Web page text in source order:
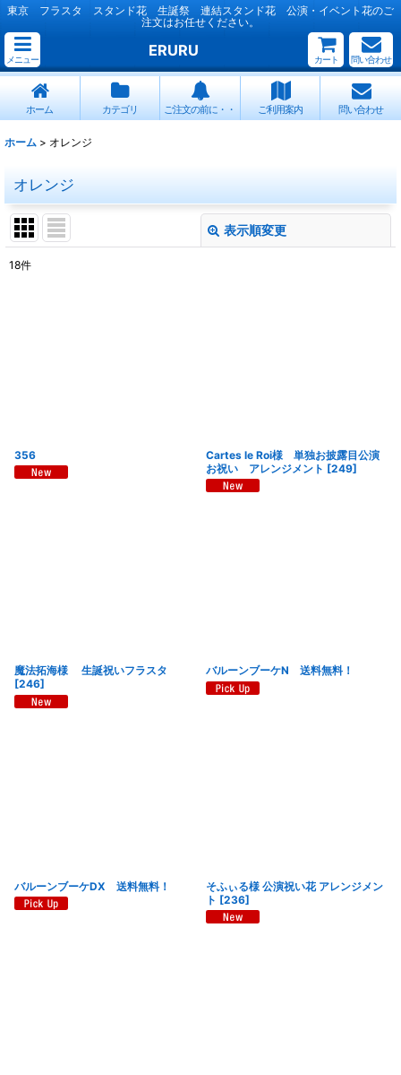
東京 フラスタ スタンド花 生誕祭 連結スタンド花 公演・イベント花のご
注文はお任せください。
メニュー
ERURU
カート 問い合わせ
ホーム カテゴリ ご注文の前に・・ ご利用案内 問い合わせ
ホーム > オレンジ
オレンジ
表示順変更
18件
356
Cartes le Roi様 単独お披露目公演
お祝い アレンジメント [249]
魔法拓海様 生誕祝いフラスタ
[246]
バルーンブーケN 送料無料！
バルーンブーケDX 送料無料！
そふぃる様 公演祝い花 アレンジメン
ト [236]